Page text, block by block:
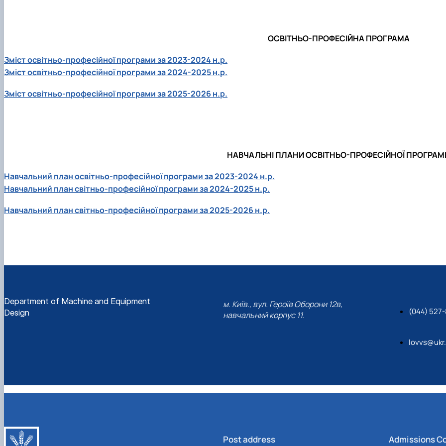
ОСВІТНЬО-ПРОФЕСІЙНА ПРОГРАМА
Зміст освітньо-професійної програми за 2023-2024 н.р.
Зміст освітньо-професійної програми за 2024-2025 н.р.
Зміст освітньо-професійної програми за 2025-2026 н.р.
НАВЧАЛЬНІ ПЛАНИ ОСВІТНЬО-ПРОФЕСІЙНОЇ
Навчальний план освітньо-професійної програми за 2023-2024 н.р.
Навчальний план світньо-професійної програми за 2024-2025 н.р.
Навчальний план світньо-професійної програми за 2025-2026 н.р.
Department of Machine and Equipment
Design
м. Київ., вул. Героїв Оборони 12в,
навчальний корпус 11.
(044)
Post address Admissions